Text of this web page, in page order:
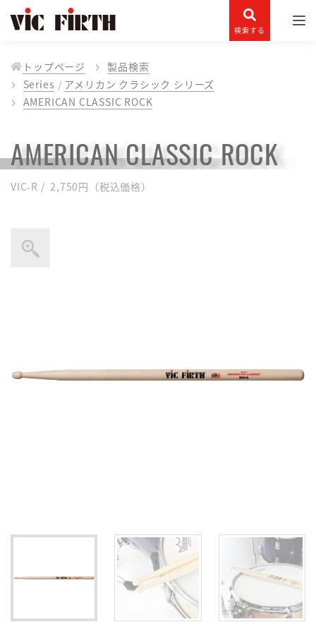
検索する
トップページ
製品検索
Series
アメリカン クラシック シリーズ
AMERICAN CLASSIC ROCK
AMERICAN CLASSIC ROCK
VIC-R / 2,750円（税込価格）